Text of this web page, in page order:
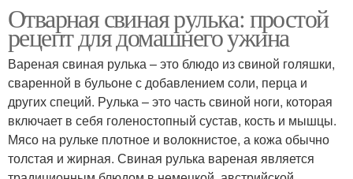
Отварная свиная рулька: простой
рецепт для домашнего ужина
Вареная свиная рулька – это блюдо из свиной голяшки,
сваренной в бульоне с добавлением соли, перца и
других специй. Рулька – это часть свиной ноги, которая
включает в себя голеностопный сустав, кость и мышцы.
Мясо на рульке плотное и волокнистое, а кожа обычно
толстая и жирная. Свиная рулька вареная является